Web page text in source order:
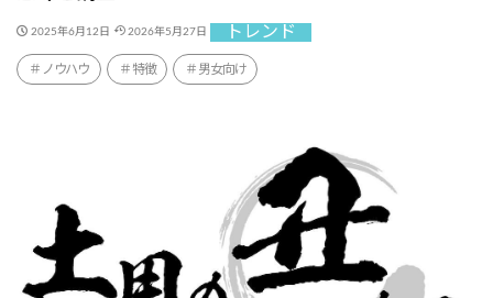
2025年6月12日 2026年5月27日 トレンド
ノウハウ 特徴 男女向け